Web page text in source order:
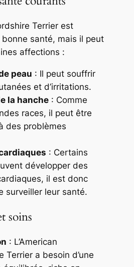
Terrier est
santé, mais il peut
affections :
peau : Il peut souffrir
et d’irritations.
la hanche: Comme
races, il peut être
des problèmes
: Certains
développer des
il est donc
surveiller leur santé.
soins
: L’American
Terrier a besoin d’une